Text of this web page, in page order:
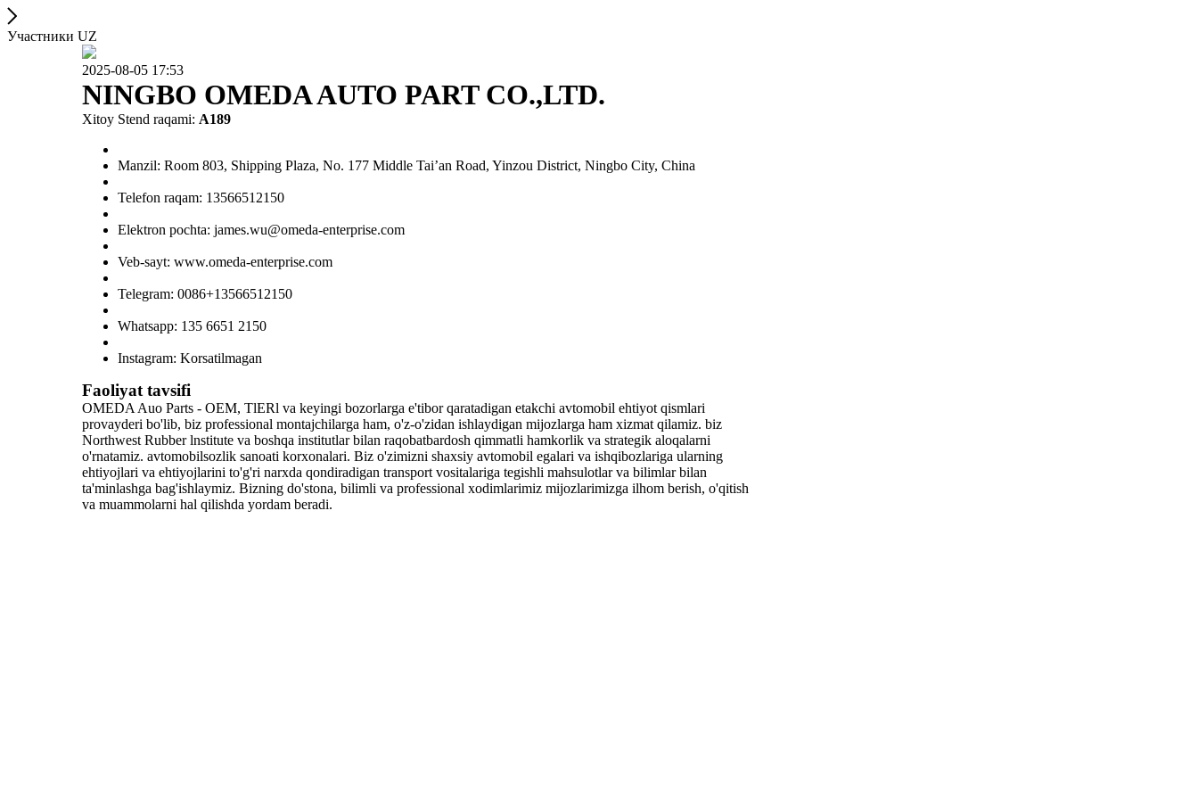
Участники UZ
2025-08-05 17:53
NINGBO OMEDA AUTO PART CO.,LTD.
Xitoy Stend raqami: A189
Manzil: Room 803, Shipping Plaza, No. 177 Middle Tai’an Road, Yinzou District, Ningbo City, China
Telefon raqam: 13566512150
Elektron pochta: james.wu@omeda-enterprise.com
Veb-sayt: www.omeda-enterprise.com
Telegram: 0086+13566512150
Whatsapp: 135 6651 2150
Instagram: Korsatilmagan
Faoliyat tavsifi
OMEDA Auo Parts - OEM, TlERl va keyingi bozorlarga e'tibor qaratadigan etakchi avtomobil ehtiyot qismlari
provayderi bo'lib, biz professional montajchilarga ham, o'z-o'zidan ishlaydigan mijozlarga ham xizmat qilamiz. biz
Northwest Rubber lnstitute va boshqa institutlar bilan raqobatbardosh qimmatli hamkorlik va strategik aloqalarni
o'rnatamiz. avtomobilsozlik sanoati korxonalari. Biz o'zimizni shaxsiy avtomobil egalari va ishqibozlariga ularning
ehtiyojlari va ehtiyojlarini to'g'ri narxda qondiradigan transport vositalariga tegishli mahsulotlar va bilimlar bilan
ta'minlashga bag'ishlaymiz. Bizning do'stona, bilimli va professional xodimlarimiz mijozlarimizga ilhom berish, o'qitish
va muammolarni hal qilishda yordam beradi.